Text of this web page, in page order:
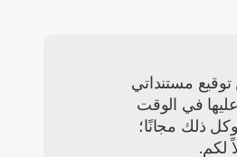
مستنداتي
في الوقت
ذلك مجانًا؛
لكم.